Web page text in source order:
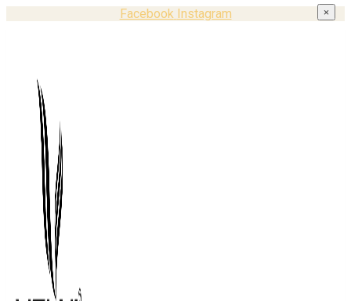
Facebook Instagram ×